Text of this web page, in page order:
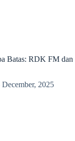
Batas: RDK FM
December, 2025